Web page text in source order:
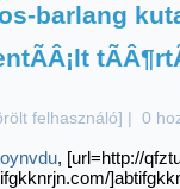
barlang
felhasználó] | 0
, [url=http://